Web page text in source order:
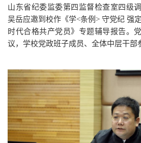
山东省纪委监委第四监督检查室四级
吴岳应邀到校作《学<条例> 守党纪 强
时代合格共产党员》专题辅导报告。
议，学校党政班子成员、全体中层干部